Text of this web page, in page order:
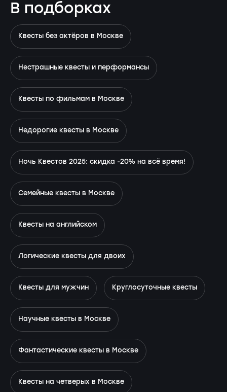
В подборках
Квесты без актёров в Москве
Нестрашные квесты и перформансы
Квесты по фильмам в Москве
Недорогие квесты в Москве
Ночь Квестов 2025: скидка -20% на всё время!
Семейные квесты в Москве
Квесты на английском
Логические квесты для двоих
Квесты для мужчин Круглосуточные квесты
Научные квесты в Москве
Фантастические квесты в Москве
Квесты на четверых в Москве